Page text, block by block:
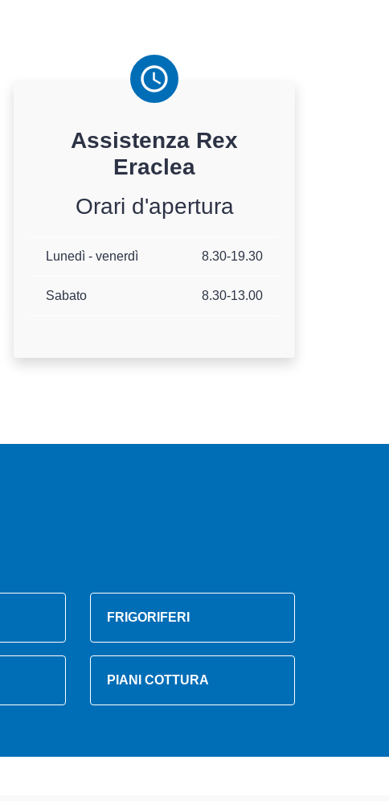
Assistenza Rex
Eraclea
Orari d'apertura
Lunedì - venerdì 8.30-19.30
Sabato 8.30-13.00
FRIGORIFERI
PIANI COTTURA